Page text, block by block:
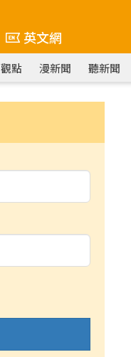
英文網
觀點 漫新聞 聽新聞